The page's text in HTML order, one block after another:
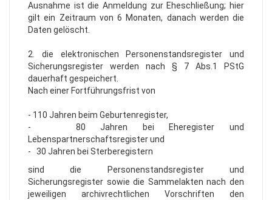
Ausnahme ist die Anmeldung zur Eheschließung; hier
gilt ein Zeitraum von 6 Monaten, danach werden die
Daten gelöscht.
2. die elektronischen Personenstandsregister und
Sicherungsregister werden nach § 7 Abs.1 PStG
dauerhaft gespeichert.
Nach einer Fortführungsfrist von
- 110 Jahren beim Geburtenregister,
- 80 Jahren bei Eheregister und
Lebenspartnerschaftsregister und
- 30 Jahren bei Sterberegistern
sind die Personenstandsregister und
Sicherungsregister sowie die Sammelakten nach den
jeweiligen archivrechtlichen Vorschriften den